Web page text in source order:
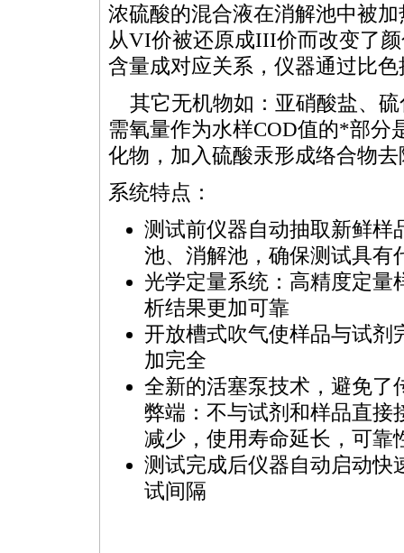
浓硫酸的混合液在消解池中被
从VI价被还原成III价而改变了
含量成对应关系，仪器通过比
其它无机物如：亚硝酸盐、硫
需氧量作为水样COD值的*部分
化物，加入硫酸汞形成络合物去
系统特点：
测试前仪器自动抽取新鲜样
池、消解池，确保测试具有
光学定量系统：高精度定量
析结果更加可靠
开放槽式吹气使样品与试剂
加完全
全新的活塞泵技术，避免了
弊端：不与试剂和样品直接
减少，使用寿命延长，可靠
测试完成后仪器自动启动快
试间隔